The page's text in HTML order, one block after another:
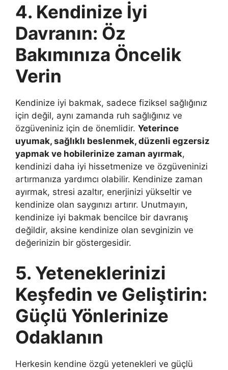
4. Kendinize İyi
Davranın: Öz
Bakımınıza Öncelik
Verin
Kendinize iyi bakmak, sadece fiziksel sağlığınız
için değil, aynı zamanda ruh sağlığınız ve
özgüveniniz için de önemlidir. Yeterince
uyumak, sağlıklı beslenmek, düzenli egzersiz
yapmak ve hobilerinize zaman ayırmak,
kendinizi daha iyi hissetmenize ve özgüveninizi
artırmanıza yardımcı olabilir. Kendinize zaman
ayırmak, stresi azaltır, enerjinizi yükseltir ve
kendinize olan saygınızı artırır. Unutmayın,
kendinize iyi bakmak bencilce bir davranış
değildir, aksine kendinize olan sevginizin ve
değerinizin bir göstergesidir.
5. Yeteneklerinizi
Keşfedin ve Geliştirin:
Güçlü Yönlerinize
Odaklanın
Herkesin kendine özgü yetenekleri ve güçlü